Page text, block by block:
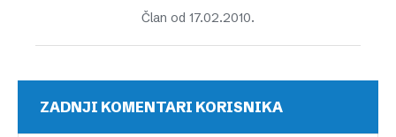
Član od 17.02.2010.
ZADNJI KOMENTARI KORISNIKA